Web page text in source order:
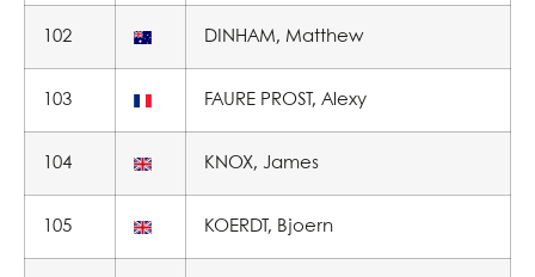
102 DINHAM, Matthew
103 FAURE PROST, Alexy
104 KNOX, James
105 KOERDT, Bjoern